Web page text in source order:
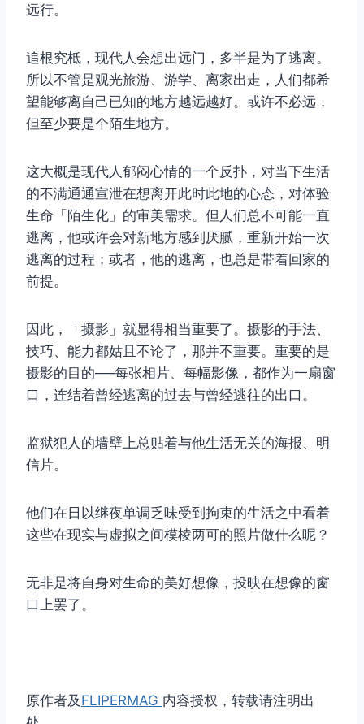
远行。
追根究柢，现代人会想出远门，多半是为了逃离。
所以不管是观光旅游、游学、离家出走，人们都希
望能够离自己已知的地方越远越好。或许不必远，
但至少要是个陌生地方。
这大概是现代人郁闷心情的一个反扑，对当下生活
的不满通通宣泄在想离开此时此地的心态，对体验
生命「陌生化」的审美需求。但人们总不可能一直
逃离，他或许会对新地方感到厌腻，重新开始一次
逃离的过程；或者，他的逃离，也总是带着回家的
前提。
因此，「摄影」就显得相当重要了。摄影的手法、
技巧、能力都姑且不论了，那并不重要。重要的是
摄影的目的──每张相片、每幅影像，都作为一扇窗
口，连结着曾经逃离的过去与曾经逃往的出口。
监狱犯人的墙壁上总贴着与他生活无关的海报、明
信片。
他们在日以继夜单调乏味受到拘束的生活之中看着
这些在现实与虚拟之间模棱两可的照片做什么呢？
无非是将自身对生命的美好想像，投映在想像的窗
口上罢了。
原作者及 FLIPERMAG 内容授权，转载请注明出